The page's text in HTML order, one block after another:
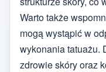
Warto także
mogą wystąpić w
wykonania tatuażu.
zdrowie skóry oraz